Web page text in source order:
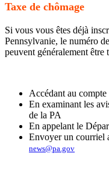
Taxe de chômage
Si vous vous êtes déjà
Pennsylvanie, le numéro
peuvent généralement être
Accédant au
En examinant les
de la PA
En appelant le
Envoyer un courriel
news@pa.gov